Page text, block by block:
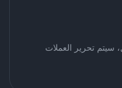
سيتم تحرير العملات